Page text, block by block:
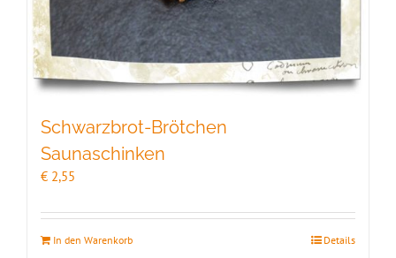
Schwarzbrot-Brötchen
Saunaschinken
€ 2,55
In den Warenkorb Details